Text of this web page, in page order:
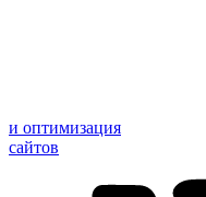
и оптимизация
сайтов